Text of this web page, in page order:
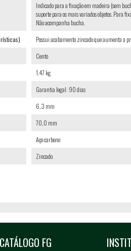
Indicado para a fixação em madeira (sem
suporte para os mais variados objetos. Para
Não acompanha bucha.
Possui acabamento zincado que aumenta a
Cento
1.47 kg
Garantia legal: 90 dias
6,3 mm
70,0 mm
Aço carbono
Zincado
CATÁLOGO FG